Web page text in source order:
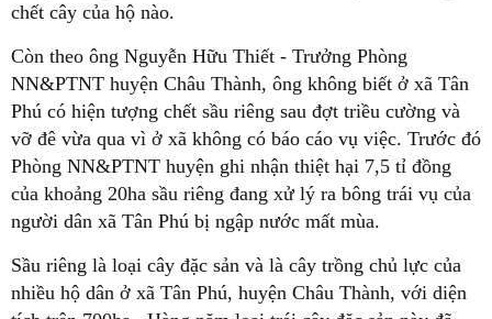
chết cây của hộ nào.
Còn theo ông Nguyễn Hữu Thiết - Trưởng Phòng
NN&PTNT huyện Châu Thành, ông không biết ở xã Tân
Phú có hiện tượng chết sầu riêng sau đợt triều cường và
vỡ đê vừa qua vì ở xã không có báo cáo vụ việc. Trước đó
Phòng NN&PTNT huyện ghi nhận thiệt hại 7,5 tỉ đồng
của khoảng 20ha sầu riêng đang xử lý ra bông trái vụ của
người dân xã Tân Phú bị ngập nước mất mùa.
Sầu riêng là loại cây đặc sản và là cây trồng chủ lực của
nhiều hộ dân ở xã Tân Phú, huyện Châu Thành, với diện